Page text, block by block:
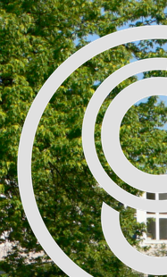
Zum
Inhalt
springen